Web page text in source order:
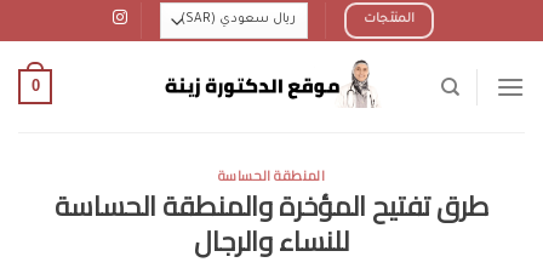
to
المنتجات
0
المنطقة الحساسة
طرق تفتيح المؤخرة والمنطقة الحساسة
للنساء والرجال